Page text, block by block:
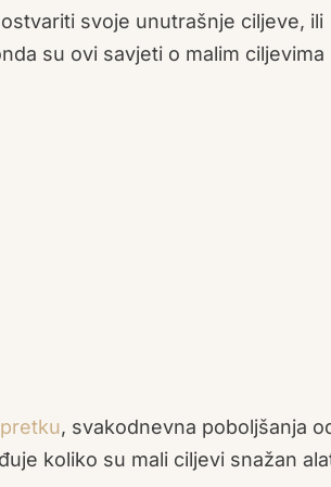
svoje unutrašnje ciljeve, ili
su ovi savjeti o malim ciljevima
, svakodnevna poboljšanja
koliko su mali ciljevi snažan